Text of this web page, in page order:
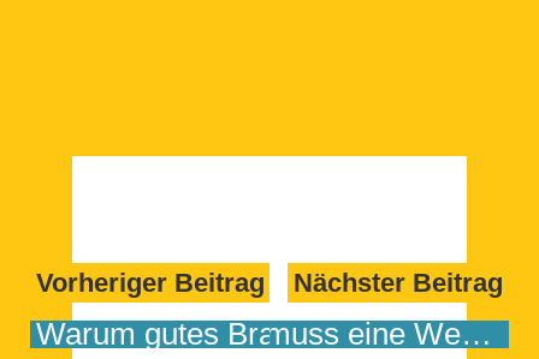
Vorheriger Beitrag
Warum gutes Branding mehr ist als ein KI-Logo
Nächster Beitrag
Wie muss eine Website aufgebaut sein?